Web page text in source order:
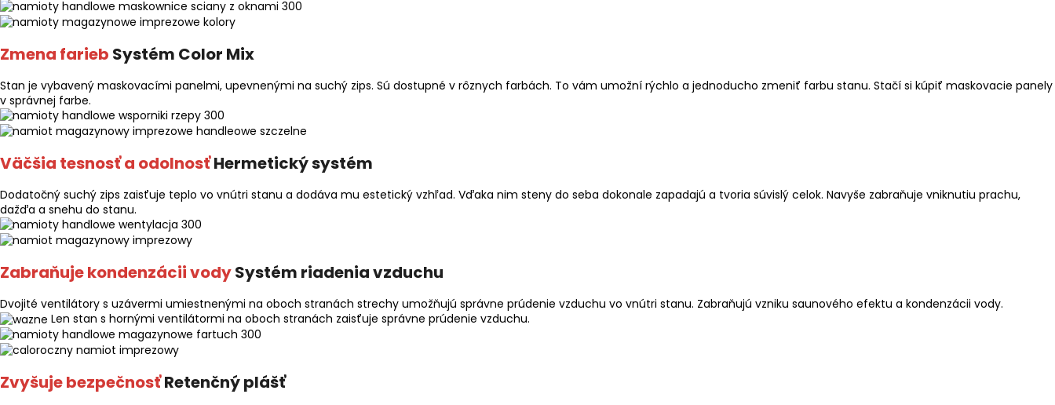
Zmena farieb Systém Color Mix
Stan je vybavený maskovacími panelmi, upevnenými na suchý zips. Sú dostupné v rôznych farbách. To vám umožní rýchlo a jednoducho zmeniť farbu stanu. Stačí si kúpiť maskovacie panely
v správnej farbe.
Väčšia tesnosť a odolnosťHermetický systém
Dodatočný suchý zips zaisťuje teplo vo vnútri stanu a dodáva mu estetický vzhľad. Vďaka nim steny do seba dokonale zapadajú a tvoria súvislý celok. Navyše zabraňuje vniknutiu prachu,
dažďa a snehu do stanu.
Zabraňuje kondenzácii vodySystém riadenia vzduchu
Dvojité ventilátory s uzávermi umiestnenými na oboch stranách strechy umožňujú správne prúdenie vzduchu vo vnútri stanu. Zabraňujú vzniku saunového efektu a kondenzácii vody.
Len stan s hornými ventilátormi na oboch stranách zaisťuje správne prúdenie vzduchu.
Zvyšuje bezpečnosťRetenčný plášť